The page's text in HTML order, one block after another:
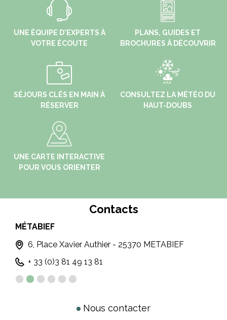
UNE ÉQUIPE D'EXPERTS À
VOTRE ÉCOUTE
PLANS, GUIDES ET
BROCHURES À DÉCOUVRIR
SÉJOURS CLÉS EN MAIN À
RÉSERVER
CONSULTEZ LA MÉTÉO DU
HAUT-DOUBS
UNE CARTE INTERACTIVE
POUR VOUS ORIENTER
Contacts
MÉTABIEF
6, Place Xavier Authier - 25370 METABIEF
+ 33 (0)3 81 49 13 81
Nous contacter